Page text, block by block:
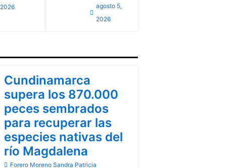
2026
agosto 5,
2026
Cundinamarca
supera los 870.000
peces sembrados
para recuperar las
especies nativas del
río Magdalena
Forero Moreno Sandra Patricia